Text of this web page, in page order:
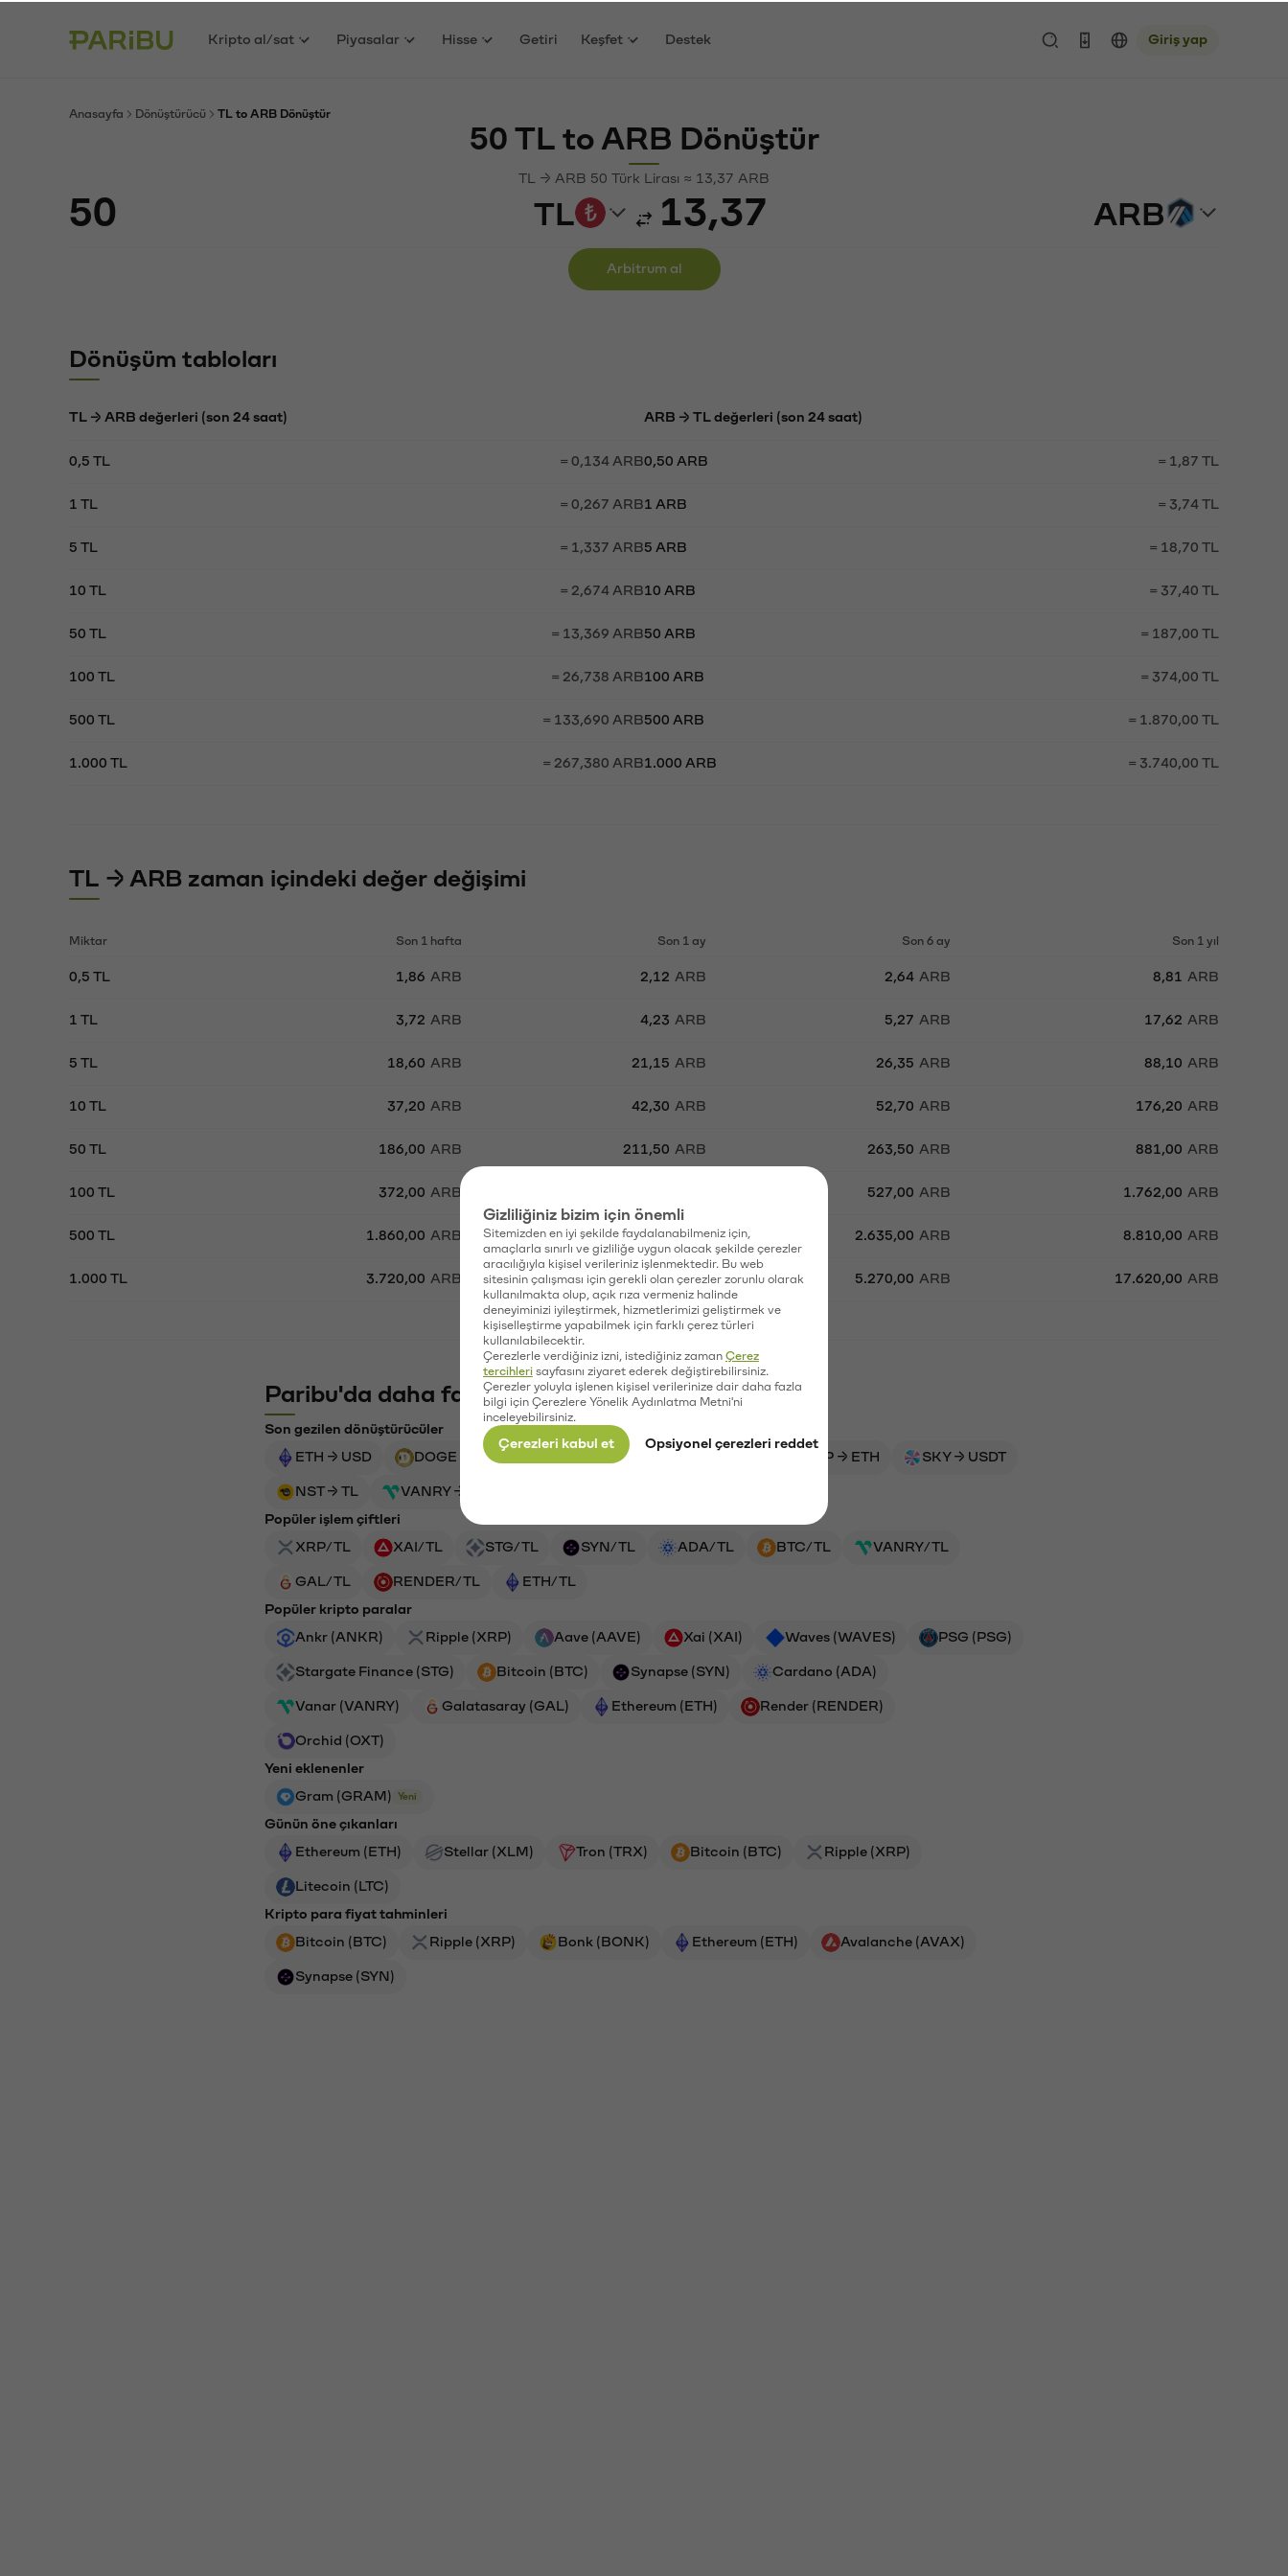
Kripto al/sat Piyasalar Hisse Getiri Keşfet Destek Giriş yap
Anasayfa Dönüştürücü TL to ARB Dönüştür
50 TL to ARB Dönüştür
TL → ARB 50 Türk Lirası ≈ 13,37 ARB
TL ARB
Arbitrum al
Dönüşüm tabloları
TL → ARB değerleri (son 24 saat)
0,5 TL = 0,134 ARB
1 TL = 0,267 ARB
5 TL = 1,337 ARB
10 TL = 2,674 ARB
50 TL = 13,369 ARB
100 TL = 26,738 ARB
500 TL = 133,690 ARB
1.000 TL = 267,380 ARB
ARB → TL değerleri (son 24 saat)
0,50 ARB = 1,87 TL
1 ARB = 3,74 TL
5 ARB = 18,70 TL
10 ARB = 37,40 TL
50 ARB = 187,00 TL
100 ARB = 374,00 TL
500 ARB = 1.870,00 TL
1.000 ARB = 3.740,00 TL
TL → ARB zaman içindeki değer değişimi
Miktar Son 1 hafta Son 1 ay Son 6 ay Son 1 yıl
0,5 TL 1,86 ARB 2,12 ARB 2,64 ARB 8,81 ARB
1 TL 3,72 ARB 4,23 ARB 5,27 ARB 17,62 ARB
5 TL 18,60 ARB 21,15 ARB 26,35 ARB 88,10 ARB
10 TL 37,20 ARB 42,30 ARB 52,70 ARB 176,20 ARB
50 TL 186,00 ARB 211,50 ARB 263,50 ARB 881,00 ARB
100 TL 372,00 ARB 527,00 ARB 1.762,00 ARB
500 TL 1.860,00 ARB 2.115,00ARB 2.635,00 ARB 8.810,00 ARB
1.000 TL 3.720,00 ARB 4.230,00 ARB 5.270,00 ARB 17.620,00 ARB
Paribu'da daha fazlasını keşfet
Son gezilen dönüştürücüler
ETH → USD
DOGE → USD 1INCH → BTC XRP → USD XRP → ETH SKY → USDT
NST → TL VANRY → BENFICA
Popüler işlem çiftleri
XRP/TL
XAI/TL STG/TL SYN/TL ADA/TL BTC/TL VANRY/TL
GAL/TL RENDER/TL
ETH/TL
Popüler kripto paralar
Ankr (ANKR)
Ripple (XRP) Aave (AAVE) Xai (XAI) Waves (WAVES) PSG (PSG)
Stargate Finance (STG) Bitcoin (BTC) Synapse (SYN) Cardano (ADA)
Vanar (VANRY) Galatasaray (GAL) Ethereum (ETH) Render (RENDER)
Orchid (OXT)
Yeni eklenenler
Gram (GRAM)
Yeni
Günün öne çıkanları
Ethereum (ETH)
Stellar (XLM) Tron (TRX) Bitcoin (BTC) Ripple (XRP)
Litecoin (LTC)
Kripto para fiyat tahminleri
Bitcoin (BTC)
Ripple (XRP) Bonk (BONK) Ethereum (ETH) Avalanche (AVAX)
Synapse (SYN)
Gizliliğiniz bizim için önemli
Sitemizden en iyi şekilde faydalanabilmeniz için,
amaçlarla sınırlı ve gizliliğe uygun olacak şekilde çerezler
aracılığıyla kişisel verileriniz işlenmektedir. Bu web
sitesinin çalışması için gerekli olan çerezler zorunlu olarak
kullanılmakta olup, açık rıza vermeniz halinde
deneyiminizi iyileştirmek, hizmetlerimizi geliştirmek ve
kişiselleştirme yapabilmek için farklı çerez türleri
kullanılabilecektir.
Çerezlerle verdiğiniz izni, istediğiniz zaman Çerez
tercihleri sayfasını ziyaret ederek değiştirebilirsiniz.
Çerezler yoluyla işlenen kişisel verilerinize dair daha fazla
bilgi için Çerezlere Yönelik Aydınlatma Metni'ni
inceleyebilirsiniz.
Çerezleri kabul et Opsiyonel çerezleri reddet